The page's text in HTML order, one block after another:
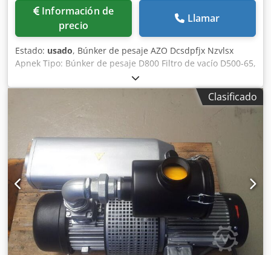
Información de
precio
Llamar
Estado: usado, Búnker de pesaje AZO Dcsdpfjx Nzvlsx
Apnek Tipo: Búnker de pesaje D800 Filtro de vacío D500-65,
superficie filtrante de 2,5 m² Año de fabricación: 2017 3
células de carga de 150 kg cada una Vea nuestros otros
Clasificado